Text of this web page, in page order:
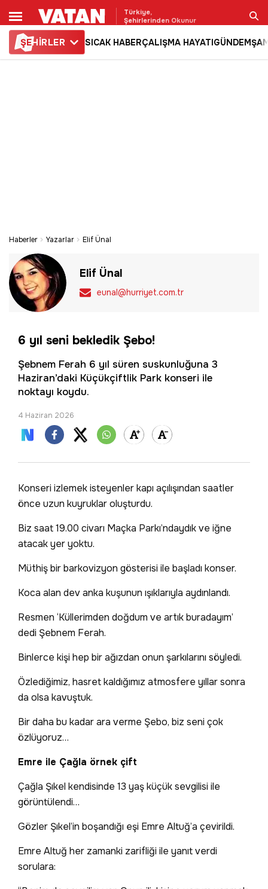
Türkiye,
Şehirlerinden Okunur
ŞEHİRLER SICAK HABERÇALIŞMA HAYATIGÜNDEM
Haberler Yazarlar Elif Ünal
Elif Ünal
eunal@hurriyet.com.tr
6 yıl seni bekledik Şebo!
Şebnem Ferah 6 yıl süren suskunluğuna 3
Haziran’daki Küçükçiftlik Park konseri ile
noktayı koydu.
4 Haziran 2026
Konseri izlemek isteyenler kapı açılışından saatler
önce uzun kuyruklar oluşturdu.
Biz saat 19.00 civarı Maçka Parkı’ndaydık ve iğne
atacak yer yoktu.
Müthiş bir barkovizyon gösterisi ile başladı konser.
Koca alan dev anka kuşunun ışıklarıyla aydınlandı.
Resmen ‘Küllerimden doğdum ve artık buradayım’
dedi Şebnem Ferah.
Binlerce kişi hep bir ağızdan onun şarkılarını söyledi.
Özlediğimiz, hasret kaldığımız atmosfere yıllar sonra
da olsa kavuştuk.
Bir daha bu kadar ara verme Şebo, biz seni çok
özlüyoruz…
Emre ile Çağla örnek çift
Çağla Şıkel kendisinde 13 yaş küçük sevgilisi ile
görüntülendi…
Gözler Şıkel’in boşandığı eşi Emre Altuğ’a çevirildi.
Emre Altuğ her zamanki zarifliği ile yanıt verdi
sorulara: